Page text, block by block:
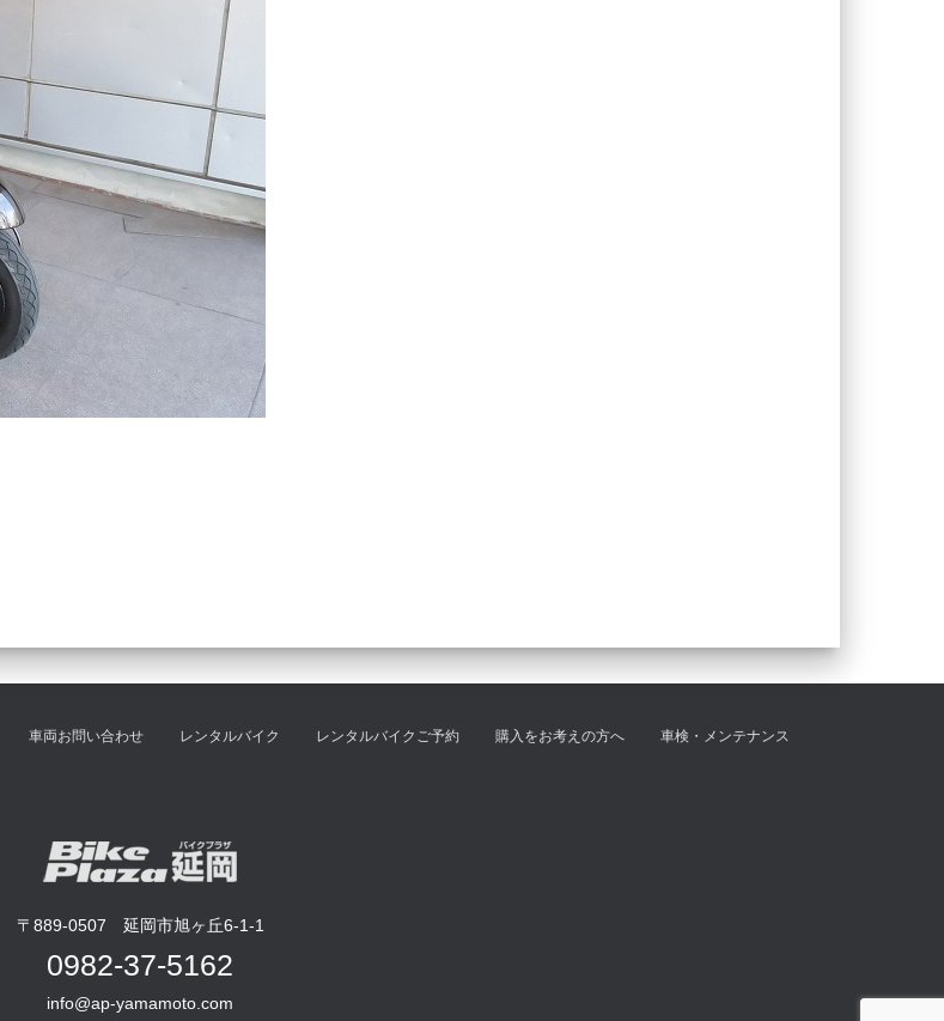
車両お問い合わせ レンタルバイク レンタルバイクご予約 購入をお考えの方へ 車検・メンテナンス
〒889-0507 延岡市旭ヶ丘6-1-1
0982-37-5162
info@ap-yamamoto.com